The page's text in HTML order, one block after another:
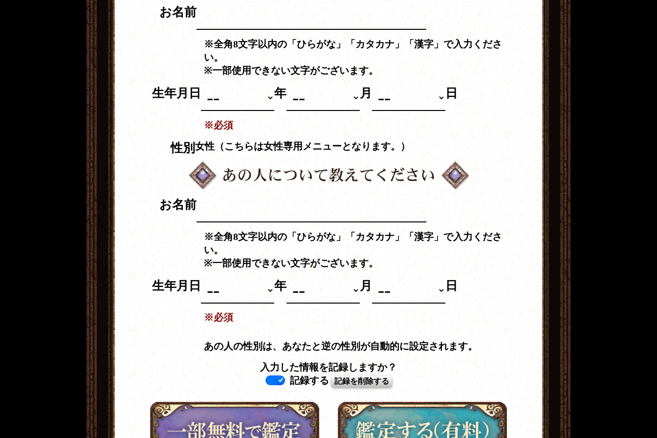
お名前
※全角8文字以内の「ひらがな」「カタカナ」「漢字」で入力くださ
い。
※一部使用できない文字がございます。
生年月日 年 月 日
※必須
性別女性（こちらは女性専用メニューとなります。）
お名前
※全角8文字以内の「ひらがな」「カタカナ」「漢字」で入力くださ
い。
※一部使用できない文字がございます。
生年月日 年 月 日
※必須
あの人の性別は、あなたと逆の性別が自動的に設定されます。
入力した情報を記録しますか？
記録する